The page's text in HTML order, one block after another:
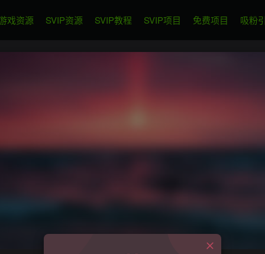
戏资源 SVIP资源 SVIP教程 SVIP项目 免费项目 吸粉